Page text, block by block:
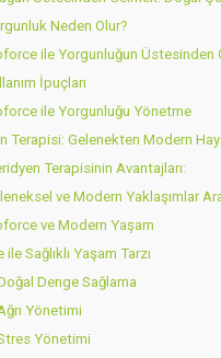
Neden Olur?
ile Yorgunluğun Üstesinden
İpuçları
ile Yorgunluğu Yönetme
Terapisi: Gelenekten Modern
Terapisinin Avantajları:
ve Modern Yaklaşımlar
ve Modern Yaşam
Sağlıklı Yaşam Tarzı
Denge Sağlama
Yönetimi
Yönetimi